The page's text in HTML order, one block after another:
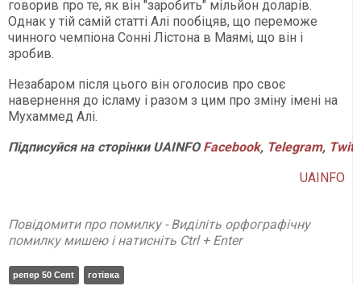
говорив про те, як він "заробить" мільйон доларів.
Однак у тій самій статті Алі пообіцяв, що переможе
чинного чемпіона Сонні Лістона в Маямі, що він і
зробив.
Незабаром після цього він оголосив про своє
навернення до ісламу і разом з цим про зміну імені на
Мухаммед Алі.
ПідписуйсянасторінкиUAINFO Facebook, Telegram,
UAINFO
Повідомити про помилку - Виділіть орфографічну
помилку мишею і натисніть Ctrl + Enter
репер 50 Cent готівка